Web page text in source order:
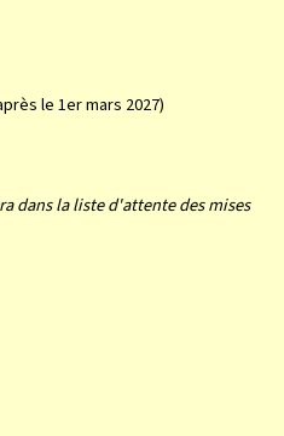
le 1er mars 2027)
dans la liste d'attente des mises